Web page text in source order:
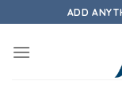
to
content
ADD